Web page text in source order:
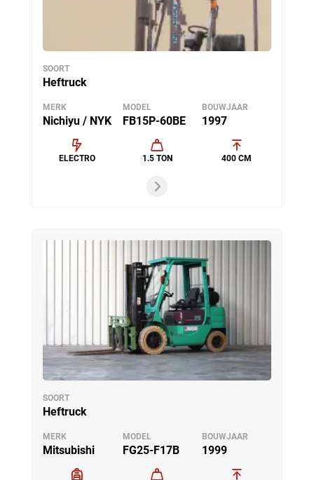
SOORT
Heftruck
MERK
Nichiyu / NYK
MODEL
FB15P-60BE
BOUWJAAR
1997
ELECTRO 1.5 TON 400 CM
SOORT
Heftruck
MERK
Mitsubishi
MODEL
FG25-F17B
BOUWJAAR
1999